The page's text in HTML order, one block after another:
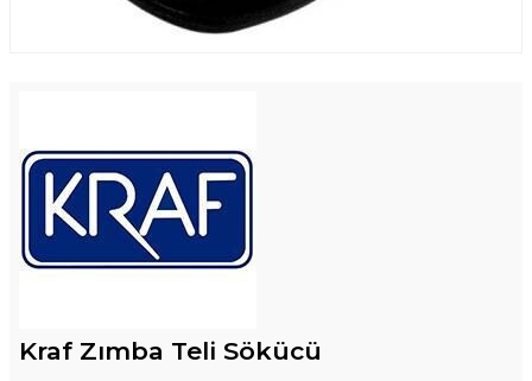
Kraf Zımba Teli Sökücü